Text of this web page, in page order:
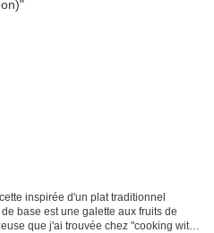
inspirée d'un plat traditionnel
base est une galette aux fruits de
que j'ai trouvée chez "cooking with